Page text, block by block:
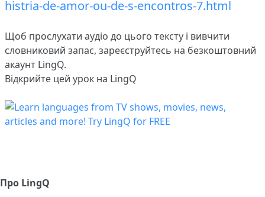
histria-de-amor-ou-de-s-encontros-7.html
Щоб прослухати аудіо до цього тексту і вивчити
словниковий запас, зареєструйтесь на безкоштовний
акаунт LingQ.
Відкрийте цей урок на LingQ
Про LingQ